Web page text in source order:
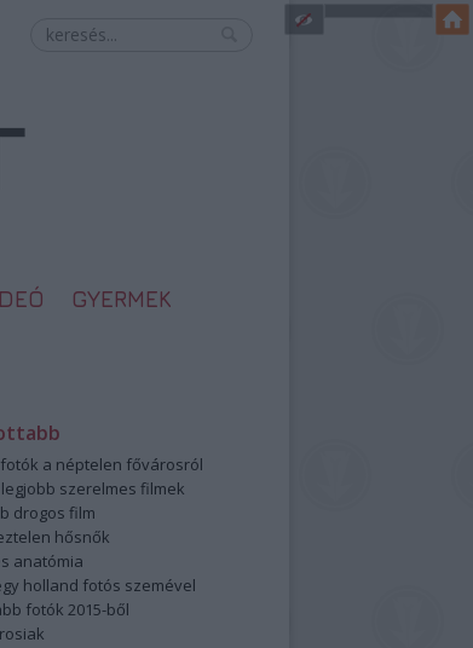
GYERMEK
a néptelen fővárosról
szerelmes filmek
drogos film
hősnők
anatómia
holland fotós szemével
fotók 2015-ből